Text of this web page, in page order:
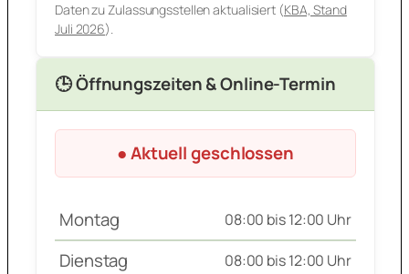
Daten zu Zulassungsstellen aktualisiert (KBA, Stand
Juli 2026).
🕒 Öffnungszeiten & Online-Termin
● Aktuell geschlossen
Montag 08:00 bis 12:00 Uhr
Dienstag 08:00 bis 12:00 Uhr